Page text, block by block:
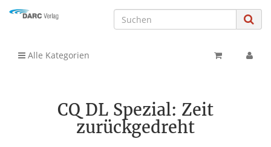
Alle Kategorien
CQ DL Spezial: Zeit
zurückgedreht